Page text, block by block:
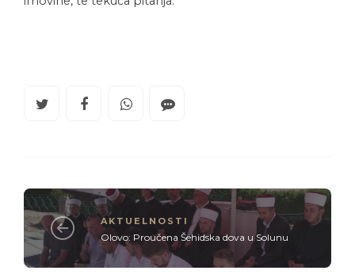
AKTUELNOSTI
Olovo: Proučena Šehidska dova u Solunu